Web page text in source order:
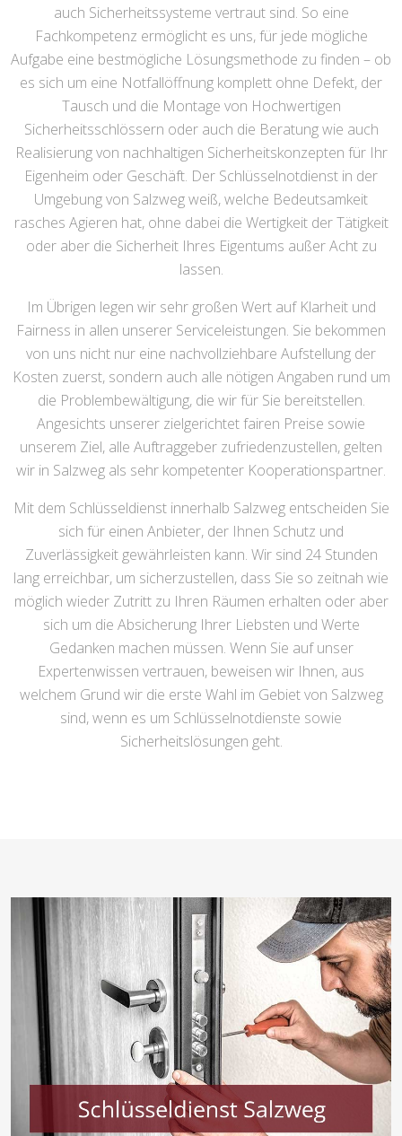
auch Sicherheitssysteme vertraut sind. So eine
Fachkompetenz ermöglicht es uns, für jede mögliche
Aufgabe eine bestmögliche Lösungsmethode zu finden – ob
es sich um eine Notfallöffnung komplett ohne Defekt, der
Tausch und die Montage von Hochwertigen
Sicherheitsschlössern oder auch die Beratung wie auch
Realisierung von nachhaltigen Sicherheitskonzepten für Ihr
Eigenheim oder Geschäft. Der Schlüsselnotdienst in der
Umgebung von Salzweg weiß, welche Bedeutsamkeit
rasches Agieren hat, ohne dabei die Wertigkeit der Tätigkeit
oder aber die Sicherheit Ihres Eigentums außer Acht zu
lassen.
Im Übrigen legen wir sehr großen Wert auf Klarheit und
Fairness in allen unserer Serviceleistungen. Sie bekommen
von uns nicht nur eine nachvollziehbare Aufstellung der
Kosten zuerst, sondern auch alle nötigen Angaben rund um
die Problembewältigung, die wir für Sie bereitstellen.
Angesichts unserer zielgerichtet fairen Preise sowie
unserem Ziel, alle Auftraggeber zufriedenzustellen, gelten
wir in Salzweg als sehr kompetenter Kooperationspartner.
Mit dem Schlüsseldienst innerhalb Salzweg entscheiden Sie
sich für einen Anbieter, der Ihnen Schutz und
Zuverlässigkeit gewährleisten kann. Wir sind 24 Stunden
lang erreichbar, um sicherzustellen, dass Sie so zeitnah wie
möglich wieder Zutritt zu Ihren Räumen erhalten oder aber
sich um die Absicherung Ihrer Liebsten und Werte
Gedanken machen müssen. Wenn Sie auf unser
Expertenwissen vertrauen, beweisen wir Ihnen, aus
welchem Grund wir die erste Wahl im Gebiet von Salzweg
sind, wenn es um Schlüsselnotdienste sowie
Sicherheitslösungen geht.